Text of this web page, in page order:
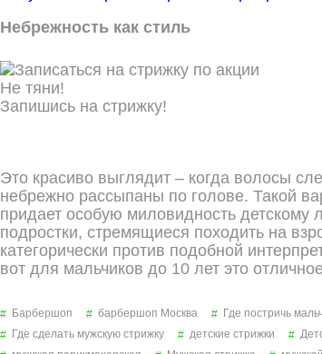
Небрежность как стиль
Не тяни!
Запишись на стрижку!
Это красиво выглядит – когда волосы
небрежно рассыпаны по голове. Такой
придает особую миловидность детскому
подростки, стремящиеся походить на
категорически против подобной
вот для мальчиков до 10 лет это
Барбершоп барбершоп Москва
Где постричь
Где сделать мужскую стрижку
детские стрижки